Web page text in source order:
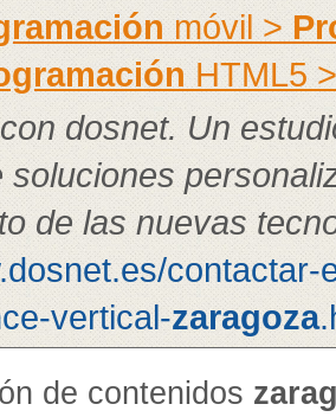
móvil >
HTML5
dosnet. Un
soluciones
de las nuevas
contactar-
vertical-zaragoza
de contenidos